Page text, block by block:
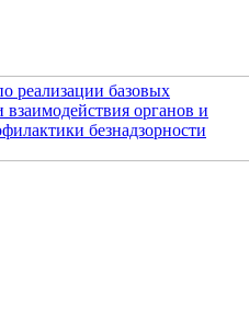
реализации базовых
органов и
безнадзорности